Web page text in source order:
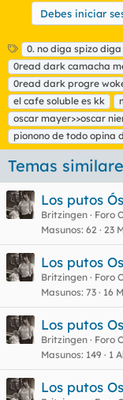
Debes iniciar
E
t
i
q
u
e
t
a
s
0. no diga spizo
0read dark camacha
0read dark progre
el cafe soluble es kk
oscar mayer>>oscar
pionono de todo opina
Temas
Los putos
Britzingen
Foro
Masunos 62 23
Los putos
Britzingen
Foro
Masunos 73 16
Los putos
Britzingen
Foro
Masunos 149 1
Los putos